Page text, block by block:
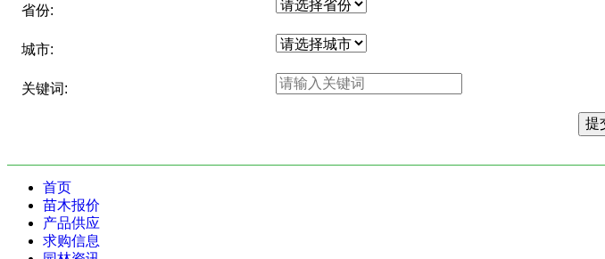
省份:
城市:
关键词:
首页
苗木报价
产品供应
求购信息